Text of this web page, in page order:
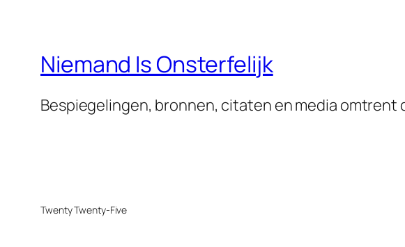
Niemand Is Onsterfelijk
Bespiegelingen, bronnen, citaten en media omtrent
Twenty Twenty-Five